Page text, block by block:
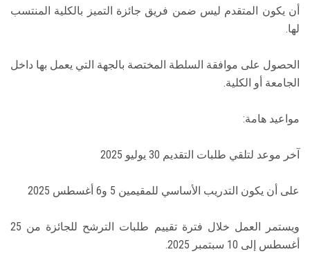
أن يكون المتقدم ليس ضمن فريق جائزة التميز بالكلية المنتسب
لها.
الحصول على موافقة السلطة المختصة بالجهة التي يعمل بها داخل
الجامعة أو الكلية.
مواعيد هامة:
آخر موعد لتلقي طلبات التقديم 30 يوليو 2025
على أن يكون التدريب الأساسي للمقيمين 5 و6 أغسطس 2025
ويستمر العمل خلال فترة تقييم طلبات الترشح للجائزة من 25
أغسطس إلى 10 سبتمبر 2025.